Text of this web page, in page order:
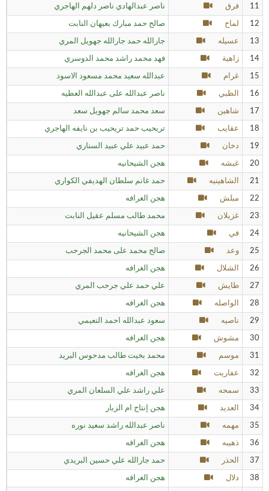
11 فرق ناصر عبدالهادي ناصر دلهم الهاجري
12 لماح صالح حمد مبارك بعيهان النابت
13 عسيله جارالله حمد جارالله جهويل المري
14 زاهية فهد محمد راشد محمد الدوسري
15 غرام عبدالله سعيد محمد مسعود الاسود
16 الظبي ناصر عبدالله على عبدالله العطيه
17 شاهين سعد محمد سالم جهويل سعد
18 عقايب تريحيب حمد تريحيب بن نايفه الهاجري
19 دخان حمد عبيد علي عبيد السناري
20 غبشه هجن الشيحانيه
21 الشاهينيه حمد غانم سلطان الهديفي الكواري
22 مبلش هجن الغرافه
23 غزيلان محمد طالب مسلم عقيل النابت
24 في هجن الشيحانيه
25 وعد صالح محمد على محمد الجرحب
26 الشلال هجن الغرافه
27 طايش علي حمد علي جرحب المري
28 الواصله هجن الغرافه
29 ناصيه سعود عبدالله احمد النعيمي
30 مشوش هجن الغرافه
31 موسم محمد بخيت طالب مدحوس البريد
32 عفاريت هجن الغرافه
33 سمحه علي راشد علي السلعان المري
34 العديد هجن إنتاج ام الزبار
35 مهمه ناصر عبدالله راشد سعيد نوره
36 ذهيبه هجن الغرافه
37 الحذر حمد جارالله علي حسين البريدي
38 دلال هجن الغرافه